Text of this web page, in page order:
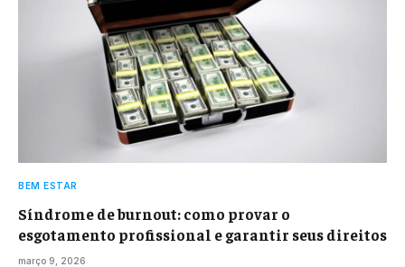
BEM ESTAR
Síndrome de burnout: como provar o
esgotamento profissional e garantir seus direitos
março 9, 2026